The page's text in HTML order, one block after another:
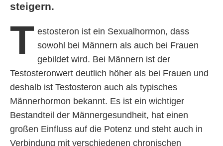
steigern.
T estosteron ist ein Sexualhormon, dass
sowohl bei Männern als auch bei Frauen
gebildet wird. Bei Männern ist der
Testosteronwert deutlich höher als bei Frauen und
deshalb ist Testosteron auch als typisches
Männerhormon bekannt. Es ist ein wichtiger
Bestandteil der Männergesundheit, hat einen
großen Einfluss auf die Potenz und steht auch in
Verbindung mit verschiedenen chronischen